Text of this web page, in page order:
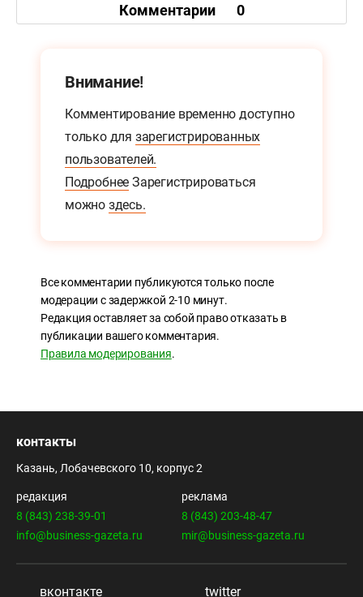
Комментарии 0
Внимание!
Комментирование временно доступно
только для зарегистрированных
пользователей.
Подробнее Зарегистрироваться
можно здесь.
Все комментарии публикуются только после
модерации с задержкой 2-10 минут.
Редакция оставляет за собой право отказать в
публикации вашего комментария.
Правила модерирования.
контакты
Казань, Лобачевского 10, корпус 2
редакция
8 (843) 238-39-01
info@business-gazeta.ru
реклама
8 (843) 203-48-47
mir@business-gazeta.ru
вконтакте twitter